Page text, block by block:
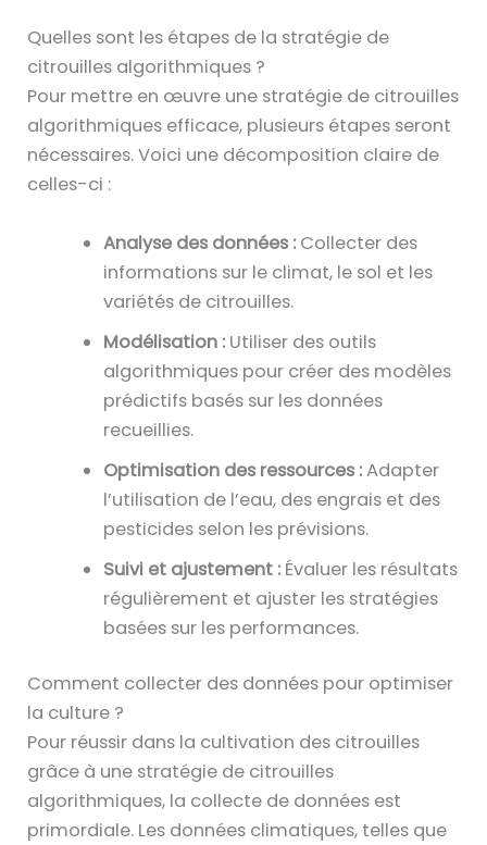
Quelles sont les étapes de la stratégie de
citrouilles algorithmiques ?
Pour mettre en œuvre une stratégie de citrouilles
algorithmiques efficace, plusieurs étapes seront
nécessaires. Voici une décomposition claire de
celles-ci :
Analyse des données :Collecter des
informations sur le climat, le sol et les
variétés de citrouilles.
Modélisation :Utiliser des outils
algorithmiques pour créer des modèles
prédictifs basés sur les données
recueillies.
Optimisation des ressources :Adapter
l’utilisation de l’eau, des engrais et des
pesticides selon les prévisions.
Suivi et ajustement :Évaluer les résultats
régulièrement et ajuster les stratégies
basées sur les performances.
Comment collecter des données pour optimiser
la culture ?
Pour réussir dans la cultivation des citrouilles
grâce à une stratégie de citrouilles
algorithmiques, la collecte de données est
primordiale. Les données climatiques, telles que